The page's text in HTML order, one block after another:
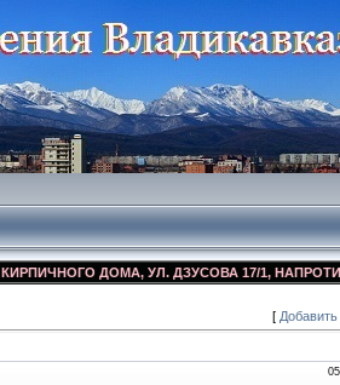
ДОМА, УЛ. ДЗУСОВА 17/1,
[